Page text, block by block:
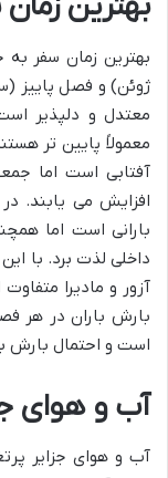
بهترین زمان سفر به
ژوئن) و فصل پاییز
معتدل و دلپذیر
معمولاً پایین تر
آفتابی است اما
افزایش می یابند.
بارانی است اما
داخلی لذت برد. با
آزور و مادیرا
بارش باران در هر
است و احتمال بارش
آب و هوای
آب و هوای جزایر